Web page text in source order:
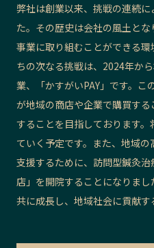
弊社は創業以来、挑戦の連続
た。その歴史は会社の風土と
事業に取り組むことができる
ちの次なる挑戦は、2024年か
業、「かすがいPAY」です。
が地域の商店や企業で購買す
することを目指しております
ていく予定です。また、地域
支援するために、訪問型鍼灸
店」を開院することになりま
共に成長し、地域社会に貢献す